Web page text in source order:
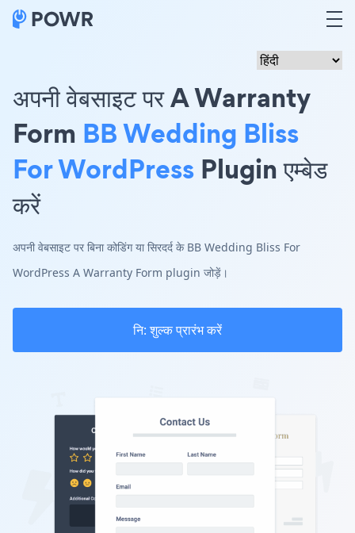
अपनी वेबसाइट पर A Warranty
Form BB Wedding Bliss
For WordPress Plugin एम्बेड
करें
अपनी वेबसाइट पर बिना कोडिंग या सिरदर्द के BB Wedding Bliss For
WordPress A Warranty Form plugin जोड़ें।
नि: शुल्क प्रारंभ करें